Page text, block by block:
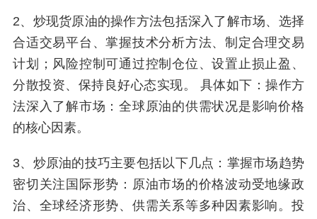
2、炒现货原油的操作方法包括深入了解市场、选择
合适交易平台、掌握技术分析方法、制定合理交易
计划；风险控制可通过控制仓位、设置止损止盈、
分散投资、保持良好心态实现。 具体如下：操作方
法深入了解市场：全球原油的供需状况是影响价格
的核心因素。
3、炒原油的技巧主要包括以下几点：掌握市场趋势
密切关注国际形势：原油市场的价格波动受地缘政
治、全球经济形势、供需关系等多种因素影响。投